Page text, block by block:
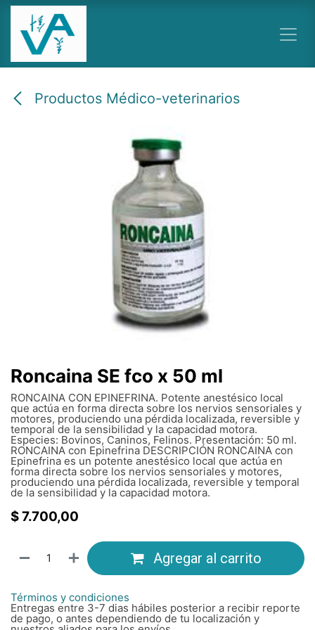
Ir al contenido
Productos Médico-veterinarios
Roncaina SE fco x 50 ml
RONCAINA CON EPINEFRINA. Potente anestésico local
que actúa en forma directa sobre los nervios sensoriales y
motores, produciendo una pérdida localizada, reversible y
temporal de la sensibilidad y la capacidad motora.
Especies: Bovinos, Caninos, Felinos. Presentación: 50 ml.
RONCAINA con Epinefrina DESCRIPCIÓN RONCAINA con
Epinefrina es un potente anestésico local que actúa en
forma directa sobre los nervios sensoriales y motores,
produciendo una pérdida localizada, reversible y temporal
de la sensibilidad y la capacidad motora.
$7.700,00
Agregar al carrito
Términos y condiciones
Entregas entre 3-7 dias hábiles posterior a recibir reporte
de pago, o antes dependiendo de tu localización y